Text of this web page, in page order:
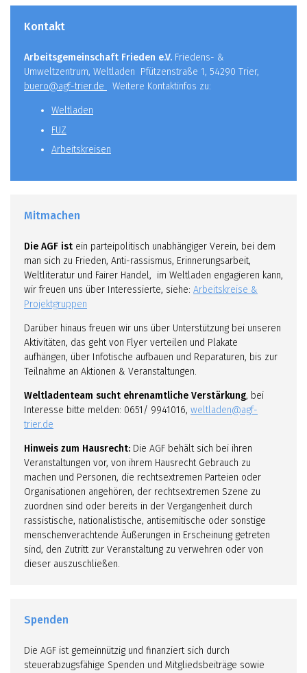
Kontakt
Arbeitsgemeinschaft Frieden e.V. Friedens- &
Umweltzentrum, Weltladen Pfützenstraße 1, 54290 Trier,
buero@agf-trier.de
Weitere Kontaktinfos zu:
Weltladen
FUZ
Arbeitskreisen
Mitmachen
Die AGF ist ein parteipolitisch unabhängiger Verein, bei dem
man sich zu Frieden, Anti-rassismus, Erinnerungsarbeit,
Weltliteratur und Fairer Handel, im Weltladen engagieren kann,
wir freuen uns über Interessierte, siehe: Arbeitskreise &
Projektgruppen
Darüber hinaus freuen wir uns über Unterstützung bei unseren
Aktivitäten, das geht von Flyer verteilen und Plakate
aufhängen, über Infotische aufbauen und Reparaturen, bis zur
Teilnahme an Aktionen & Veranstaltungen.
Weltladenteam sucht ehrenamtliche Verstärkung, bei
Interesse bitte melden: 0651/ 9941016, weltladen@agf-
trier.de
Hinweis zum Hausrecht: Die AGF behält sich bei ihren
Veranstaltungen vor, von ihrem Hausrecht Gebrauch zu
machen und Personen, die rechtsextremen Parteien oder
Organisationen angehören, der rechtsextremen Szene zu
zuordnen sind oder bereits in der Vergangenheit durch
rassistische, nationalistische, antisemitische oder sonstige
menschenverachtende Äußerungen in Erscheinung getreten
sind, den Zutritt zur Veranstaltung zu verwehren oder von
dieser auszuschließen.
Spenden
Die AGF ist gemeinnützig und finanziert sich durch
steuerabzugsfähige Spenden und Mitgliedsbeiträge sowie